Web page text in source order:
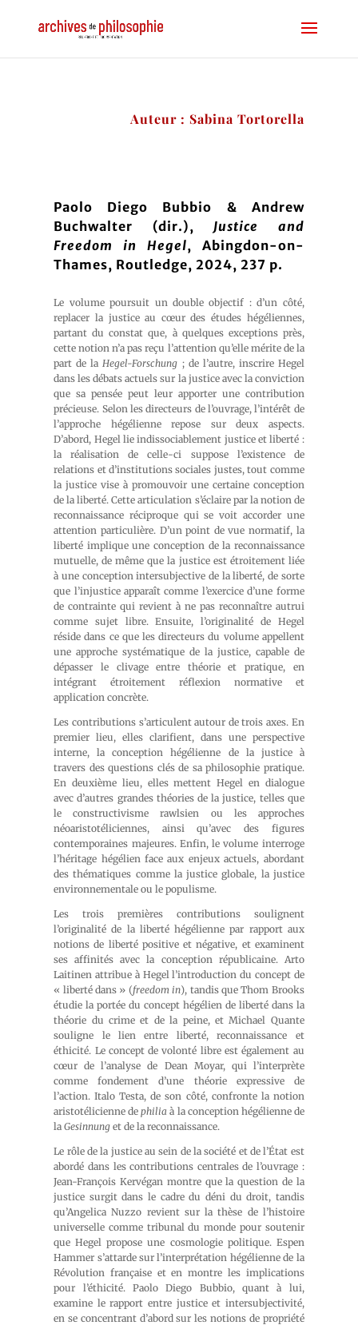
Auteur : Sabina Tortorella
Paolo Diego Bubbio & Andrew
Buchwalter (dir.),Justice and
Freedom in Hegel, Abingdon-on-
Thames, Routledge, 2024, 237 p.
Le volume poursuit un double objectif : d’un côté,
replacer la justice au cœur des études hégéliennes,
partant du constat que, à quelques exceptions près,
cette notion n’a pas reçu l’attention qu’elle mérite de la
part de laHegel-Forschung ; de l’autre, inscrire Hegel
dans les débats actuels sur la justice avec la conviction
que sa pensée peut leur apporter une contribution
précieuse. Selon les directeurs de l’ouvrage, l’intérêt de
l’approche hégélienne repose sur deux aspects.
D’abord, Hegel lie indissociablement justice et liberté :
la réalisation de celle-ci suppose l’existence de
relations et d’institutions sociales justes, tout comme
la justice vise à promouvoir une certaine conception
de la liberté. Cette articulation s’éclaire par la notion de
reconnaissance réciproque qui se voit accorder une
attention particulière. D’un point de vue normatif, la
liberté implique une conception de la reconnaissance
mutuelle, de même que la justice est étroitement liée
à une conception intersubjective de la liberté, de sorte
que l’injustice apparaît comme l’exercice d’une forme
de contrainte qui revient à ne pas reconnaître autrui
comme sujet libre. Ensuite, l’originalité de Hegel
réside dans ce que les directeurs du volume appellent
une approche systématique de la justice, capable de
dépasser le clivage entre théorie et pratique, en
intégrant étroitement réflexion normative et
application concrète.
Les contributions s’articulent autour de trois axes. En
premier lieu, elles clarifient, dans une perspective
interne, la conception hégélienne de la justice à
travers des questions clés de sa philosophie pratique.
En deuxième lieu, elles mettent Hegel en dialogue
avec d’autres grandes théories de la justice, telles que
le constructivisme rawlsien ou les approches
néoaristotéliciennes, ainsi qu’avec des figures
contemporaines majeures. Enfin, le volume interroge
l’héritage hégélien face aux enjeux actuels, abordant
des thématiques comme la justice globale, la justice
environnementale ou le populisme.
Les trois premières contributions soulignent
l’originalité de la liberté hégélienne par rapport aux
notions de liberté positive et négative, et examinent
ses affinités avec la conception républicaine. Arto
Laitinen attribue à Hegel l’introduction du concept de
« liberté dans » (freedom in), tandis que Thom Brooks
étudie la portée du concept hégélien de liberté dans la
théorie du crime et de la peine, et Michael Quante
souligne le lien entre liberté, reconnaissance et
éthicité. Le concept de volonté libre est également au
cœur de l’analyse de Dean Moyar, qui l’interprète
comme fondement d’une théorie expressive de
l’action. Italo Testa, de son côté, confronte la notion
aristotélicienne dephilia à la conception hégélienne de
laGesinnung et de la reconnaissance.
Le rôle de la justice au sein de la société et de l’État est
abordé dans les contributions centrales de l’ouvrage :
Jean-François Kervégan montre que la question de la
justice surgit dans le cadre du déni du droit, tandis
qu’Angelica Nuzzo revient sur la thèse de l’histoire
universelle comme tribunal du monde pour soutenir
que Hegel propose une cosmologie politique. Espen
Hammer s’attarde sur l’interprétation hégélienne de la
Révolution française et en montre les implications
pour l’éthicité. Paolo Diego Bubbio, quant à lui,
examine le rapport entre justice et intersubjectivité,
en se concentrant d’abord sur les notions de propriété